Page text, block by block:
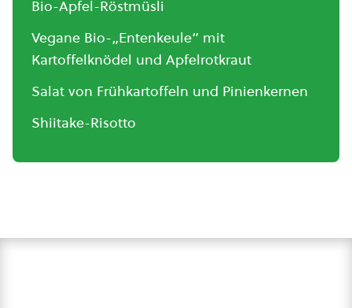
Bio-Apfel-Röstmüsli
Vegane Bio-„Entenkeule“ mit
Kartoffelknödel und Apfelrotkraut
Salat von Frühkartoffeln und Pinienkernen
Shiitake-Risotto